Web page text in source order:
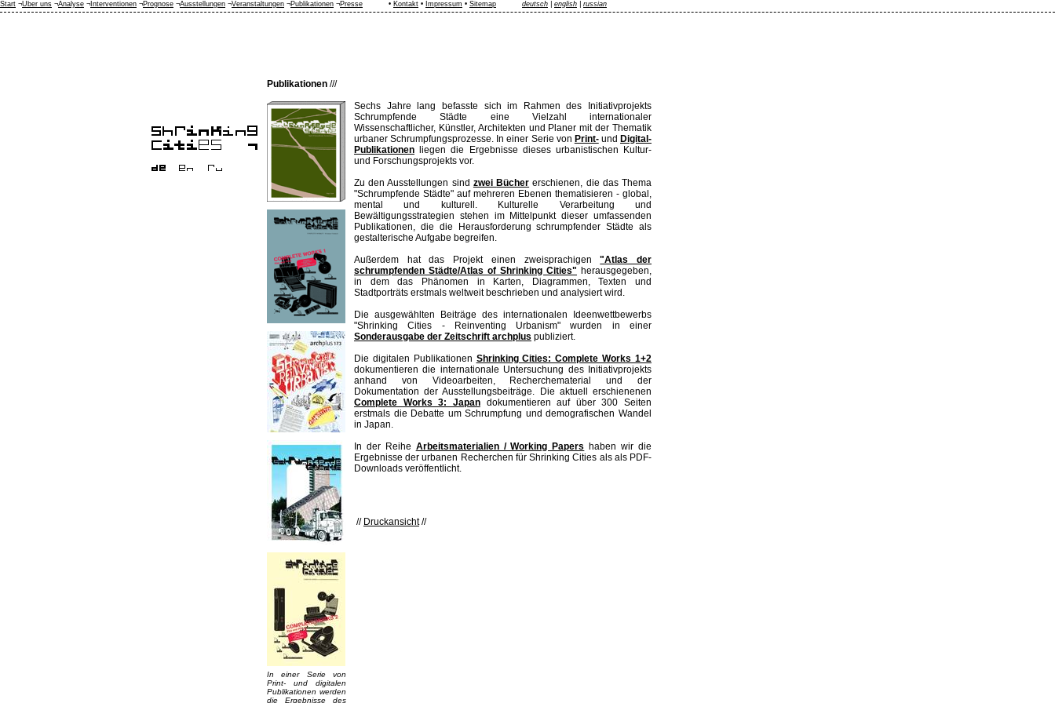
Publikationen ///
In einer Serie von
Print- und digitalen
Publikationen werden
die Ergebnisse des
Sechs Jahre lang befasste sich im Rahmen des Initiativprojekts
Schrumpfende Städte eine Vielzahl internationaler
Wissenschaftlicher, Künstler, Architekten und Planer mit der Thematik
urbaner Schrumpfungsprozesse. In einer Serie von Print-und Digital-
Publikationen liegen die Ergebnisse dieses urbanistischen Kultur-
und Forschungsprojekts vor.
Zu den Ausstellungen sind zwei Bücher erschienen, die das Thema
"Schrumpfende Städte" auf mehreren Ebenen thematisieren - global,
mental und kulturell. Kulturelle Verarbeitung und
Bewältigungsstrategien stehen im Mittelpunkt dieser umfassenden
Publikationen, die die Herausforderung schrumpfender Städte als
gestalterische Aufgabe begreifen.
Außerdem hat das Projekt einen zweisprachigen"Atlas der
schrumpfenden Städte/Atlas of Shrinking Cities" herausgegeben,
in dem das Phänomen in Karten, Diagrammen, Texten und
Stadtporträts erstmals weltweit beschrieben und analysiert wird.
Die ausgewählten Beiträge des internationalen Ideenwettbewerbs
"Shrinking Cities - Reinventing Urbanism" wurden in einer
Sonderausgabe der Zeitschrift archplus publiziert.
Die digitalen Publikationen Shrinking Cities: Complete Works 1+2
dokumentieren die internationale Untersuchung des Initiativprojekts
anhand von Videoarbeiten, Recherchematerial und der
Dokumentation der Ausstellungsbeiträge. Die aktuell erschienenen
Complete Works 3: Japandokumentieren auf über 300 Seiten
erstmals die Debatte um Schrumpfung und demografischen Wandel
in Japan.
In der Reihe Arbeitsmaterialien / Working Papers haben wir die
Ergebnisse der urbanen Recherchen für Shrinking Cities als als PDF-
Downloads veröffentlicht.
// Druckansicht//
Start ¬Über uns ¬Analyse ¬ Interventionen ¬Prognose ¬Ausstellungen ¬Veranstaltungen ¬Publikationen ¬Presse • Kontakt • Impressum • Sitemap deutsch english russian